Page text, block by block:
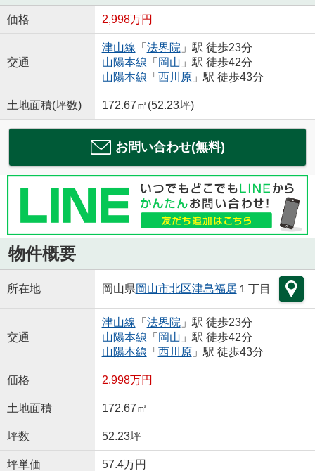
価格 2,998万円
交通
津山線 「 法界院 」駅 徒歩23分
山陽本線 「 岡山 」駅 徒歩42分
山陽本線 「 西川原」駅 徒歩43分
土地面積(坪数) 172.67㎡(52.23坪)
お問い合わせ(無料)
物件概要
所在地 岡山県岡山市北区津島福居１丁目
交通
津山線 「 法界院 」駅 徒歩23分
山陽本線 「 岡山 」駅 徒歩42分
山陽本線 「 西川原」駅 徒歩43分
価格 2,998万円
土地面積 172.67㎡
坪数 52.23坪
坪単価 57.4万円